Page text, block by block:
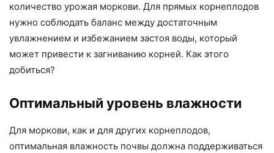
количество урожая моркови. Для прямых корнеплодов
нужно соблюдать баланс между достаточным
увлажнением и избежанием застоя воды, который
может привести к загниванию корней. Как этого
добиться?
Оптимальный уровень влажности
Для моркови, как и для других корнеплодов,
оптимальная влажность почвы должна поддерживаться